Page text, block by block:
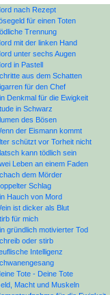
nach Rezept
für einen Toten
Trennung
mit der linken Hand
unter sechs Augen
in Pastell
aus dem Schatten
für den Chef
Denkmal für die Ewigkeit
in Schwarz
des Bösen
der Eismann kommt
schützt vor Torheit nicht
kann tödlich sein
Leben an einem Faden
dem Mörder
Schlag
Hauch von Mord
ist dicker als Blut
für mich
gründlich motivierter Tod
oder stirb
Intelligenz
Tote - Deine Tote
Macht und Muskeln